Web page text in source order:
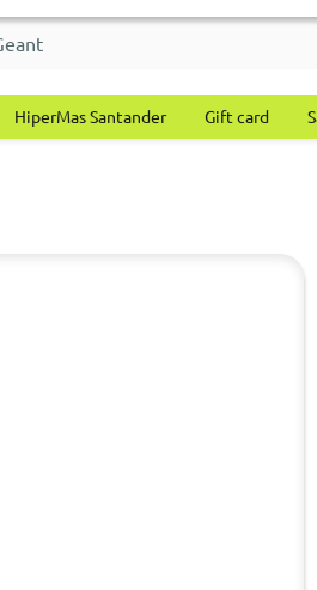
HiperMas Santander Gift card